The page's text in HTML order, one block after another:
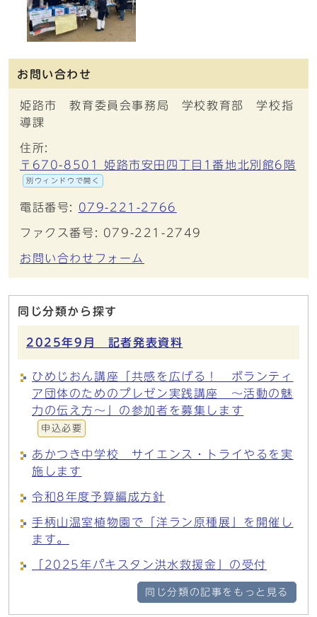
お問い合わせ
姫路市 教育委員会事務局 学校教育部 学校指
導課
住所:
〒670-8501 姫路市安田四丁目1番地北別館6階
別ウィンドウで開く
電話番号: 079-221-2766
ファクス番号: 079-221-2749
お問い合わせフォーム
同じ分類から探す
2025年9月 記者発表資料
ひめじおん講座「共感を広げる！ ボランティ
ア団体のためのプレゼン実践講座 ～活動の魅
力の伝え方～」の参加者を募集します
申込必要
あかつき中学校 サイエンス・トライやるを実
施します
令和8年度予算編成方針
手柄山温室植物園で「洋ラン原種展」を開催し
ます。
「2025年パキスタン洪水救援金」の受付
同じ分類の記事をもっと見る